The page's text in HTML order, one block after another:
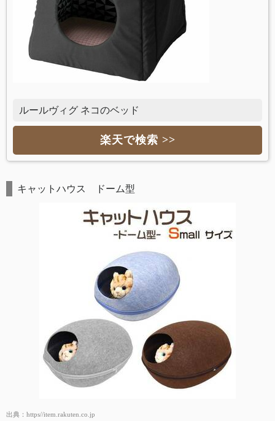
ルールヴィグ ネコのベッド
楽天で検索 >>
キャットハウス ドーム型
出典： https//item.rakuten.co.jp